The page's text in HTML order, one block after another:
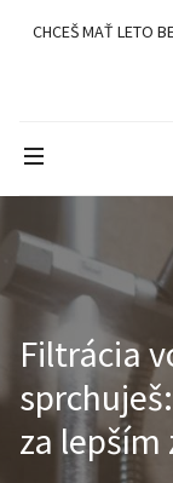
CHCEŠ MAŤ LETO
Filtrácia
za lepším